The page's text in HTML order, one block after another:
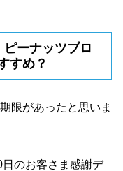
ピーナッツブロ
すめ？
限があったと思いま
のお客さま感謝デ